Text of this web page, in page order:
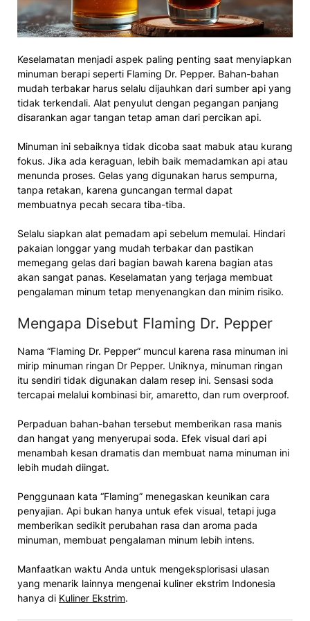
Keselamatan menjadi aspek paling penting saat menyiapkan
minuman berapi seperti Flaming Dr. Pepper. Bahan-bahan
mudah terbakar harus selalu dijauhkan dari sumber api yang
tidak terkendali. Alat penyulut dengan pegangan panjang
disarankan agar tangan tetap aman dari percikan api.
Minuman ini sebaiknya tidak dicoba saat mabuk atau kurang
fokus. Jika ada keraguan, lebih baik memadamkan api atau
menunda proses. Gelas yang digunakan harus sempurna,
tanpa retakan, karena guncangan termal dapat
membuatnya pecah secara tiba-tiba.
Selalu siapkan alat pemadam api sebelum memulai. Hindari
pakaian longgar yang mudah terbakar dan pastikan
memegang gelas dari bagian bawah karena bagian atas
akan sangat panas. Keselamatan yang terjaga membuat
pengalaman minum tetap menyenangkan dan minim risiko.
Mengapa Disebut Flaming Dr. Pepper
Nama “Flaming Dr. Pepper” muncul karena rasa minuman ini
mirip minuman ringan Dr Pepper. Uniknya, minuman ringan
itu sendiri tidak digunakan dalam resep ini. Sensasi soda
tercapai melalui kombinasi bir, amaretto, dan rum overproof.
Perpaduan bahan-bahan tersebut memberikan rasa manis
dan hangat yang menyerupai soda. Efek visual dari api
menambah kesan dramatis dan membuat nama minuman ini
lebih mudah diingat.
Penggunaan kata “Flaming” menegaskan keunikan cara
penyajian. Api bukan hanya untuk efek visual, tetapi juga
memberikan sedikit perubahan rasa dan aroma pada
minuman, membuat pengalaman minum lebih intens.
Manfaatkan waktu Anda untuk mengeksplorisasi ulasan
yang menarik lainnya mengenai kuliner ekstrim Indonesia
hanya di Kuliner Ekstrim.